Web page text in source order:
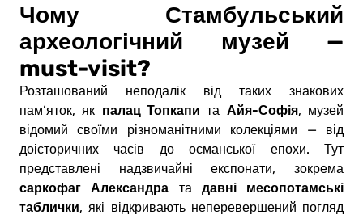
Чому Стамбульський
археологічний музей —
must-visit?
Розташований неподалік від таких знакових
пам’яток, як палац Топкапи та Айя-Софія, музей
відомий своїми різноманітними колекціями — від
доісторичних часів до османської епохи. Тут
представлені надзвичайні експонати, зокрема
саркофаг Александратадавні месопотамські
таблички, які відкривають неперевершений погляд